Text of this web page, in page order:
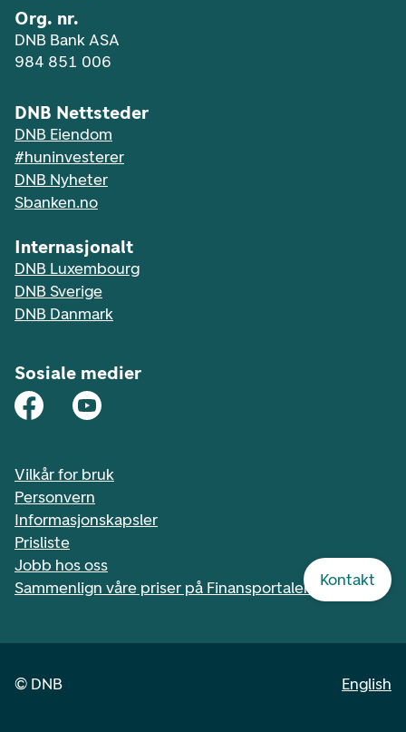
Kontakt
Org. nr.
DNB Bank ASA
984 851 006
DNB Nettsteder
DNB Eiendom
#huninvesterer
DNB Nyheter
Sbanken.no
Internasjonalt
DNB Luxembourg
DNB Sverige
DNB Danmark
Sosiale medier
Vilkår for bruk
Personvern
Informasjonskapsler
Prisliste
Jobb hos oss
Sammenlign våre priser på Finansportalen.no
© DNB English